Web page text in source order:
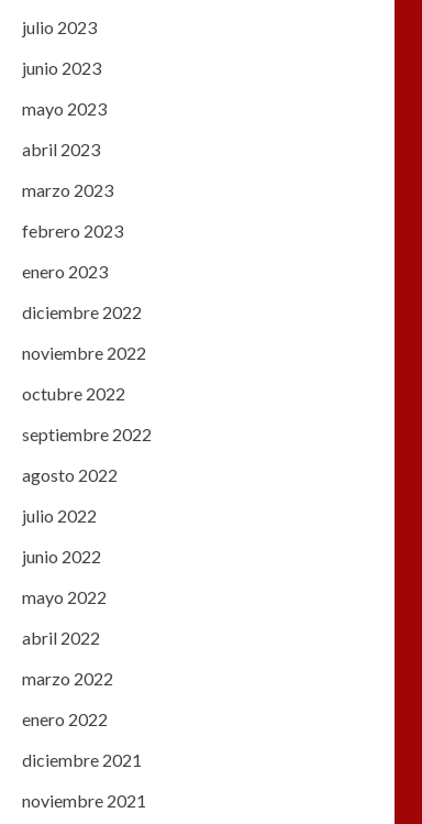
julio 2023
junio 2023
mayo 2023
abril 2023
marzo 2023
febrero 2023
enero 2023
diciembre 2022
noviembre 2022
octubre 2022
septiembre 2022
agosto 2022
julio 2022
junio 2022
mayo 2022
abril 2022
marzo 2022
enero 2022
diciembre 2021
noviembre 2021